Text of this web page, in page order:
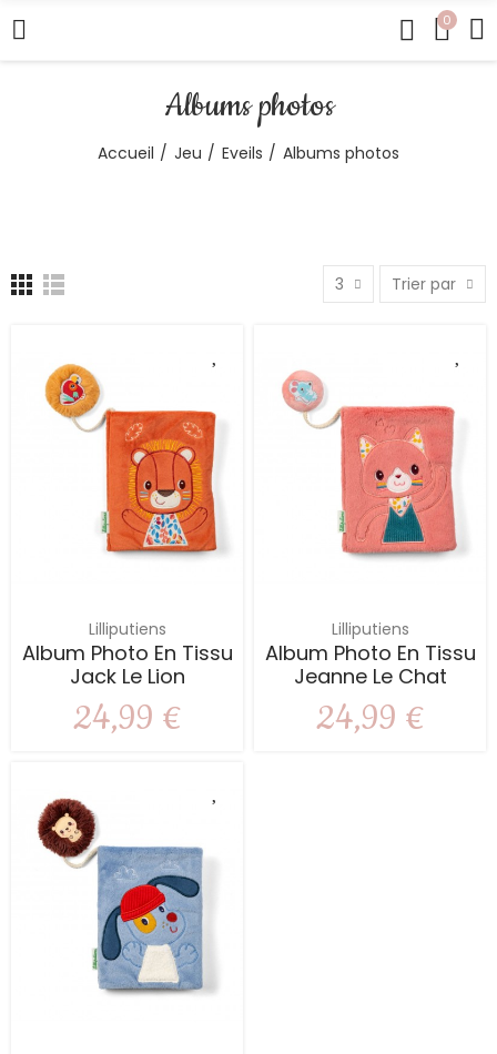
0
Albums photos
Accueil Jeu Eveils Albums photos
3 Trier par
Lilliputiens
Album Photo En Tissu
Jack Le Lion
24,99 €
Lilliputiens
Album Photo En Tissu
Jeanne Le Chat
24,99 €